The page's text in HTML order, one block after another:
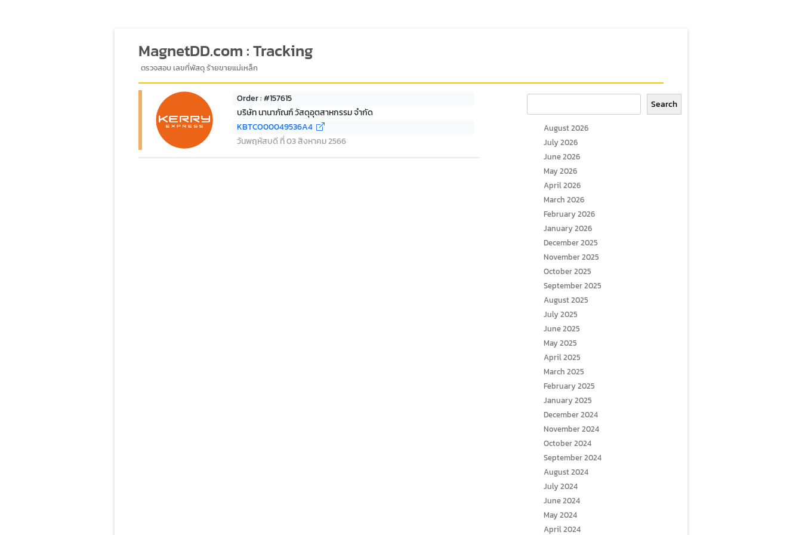
MagnetDD.com : Tracking
ตรวจสอบ เลขที่พัสดุ ร้ายขายแม่เหล็ก
Order : #157615
บริษัท นานาภัณฑ์ วัสดุอุตสาหกรรม จำกัด
KBTCO00049536A4
วันพฤหัสบดี ที่ 03 สิงหาคม 2566
Search
August 2026
July 2026
June 2026
May 2026
April 2026
March 2026
February 2026
January 2026
December 2025
November 2025
October 2025
September 2025
August 2025
July 2025
June 2025
May 2025
April 2025
March 2025
February 2025
January 2025
December 2024
November 2024
October 2024
September 2024
August 2024
July 2024
June 2024
May 2024
April 2024